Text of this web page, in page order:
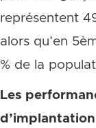
représentent
alors qu’en
% de la
Les